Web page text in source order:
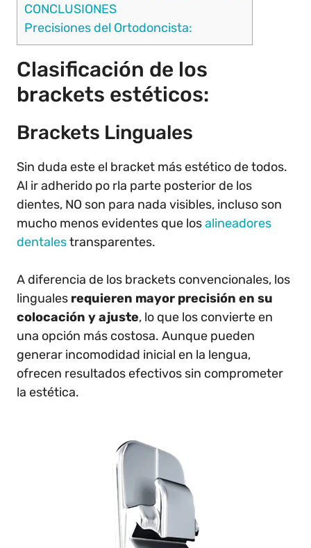
CONCLUSIONES
Precisiones del Ortodoncista:
Clasificación de los
brackets estéticos:
Brackets Linguales
Sin duda este el bracket más estético de todos.
Al ir adherido po rla parte posterior de los
dientes, NO son para nada visibles, incluso son
mucho menos evidentes que losalineadores
dentalestransparentes.
A diferencia de los brackets convencionales, los
linguales requieren mayor precisión en su
colocación y ajuste, lo que los convierte en
una opción más costosa. Aunque pueden
generar incomodidad inicial en la lengua,
ofrecen resultados efectivos sin comprometer
la estética.